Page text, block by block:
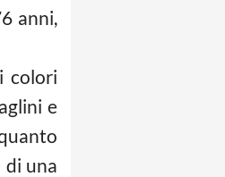
anni,
colori
e
di una